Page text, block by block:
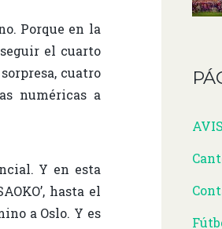
Porque en la
el cuarto
cuatro
numéricas a
Y en esta
hasta el
a Oslo. Y es